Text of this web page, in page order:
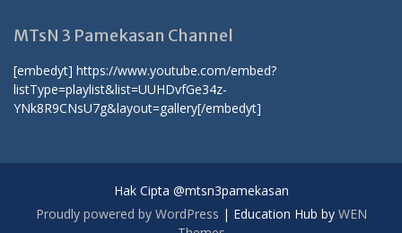
MTsN 3 Pamekasan Channel
[embedyt] https://www.youtube.com/embed?
listType=playlist&list=UUHDvfGe34z-
YNk8R9CNsU7g&layout=gallery[/embedyt]
Hak Cipta @mtsn3pamekasan
Proudly powered by WordPress | Education Hub by WEN